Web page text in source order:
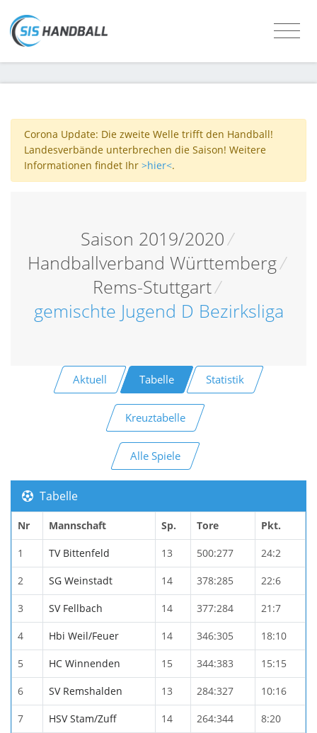
Corona Update: Die zweite Welle trifft den Handball!
Landesverbände unterbrechen die Saison! Weitere
Informationen findet Ihr >hier<.
Saison 2019/2020/
Handballverband Württemberg/
Rems-Stuttgart/
gemischte Jugend D Bezirksliga
Aktuell Tabelle Statistik
Kreuztabelle
Alle Spiele
Tabelle
Nr Mannschaft Sp. Tore Pkt.
1 TV Bittenfeld 13 500:277 24:2
2 SG Weinstadt 14 378:285 22:6
3 SV Fellbach 14 377:284 21:7
4 Hbi Weil/Feuer 14 346:305 18:10
5 HC Winnenden 15 344:383 15:15
6 SV Remshalden 13 284:327 10:16
7 HSV Stam/Zuff 14 264:344 8:20